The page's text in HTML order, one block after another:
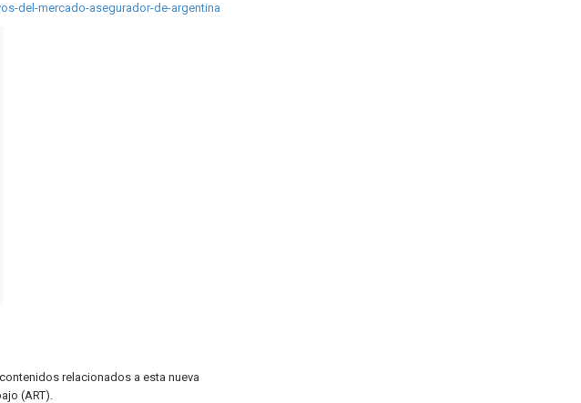
del-mercado-asegurador-de-argentina
relacionados a esta nueva
(ART).